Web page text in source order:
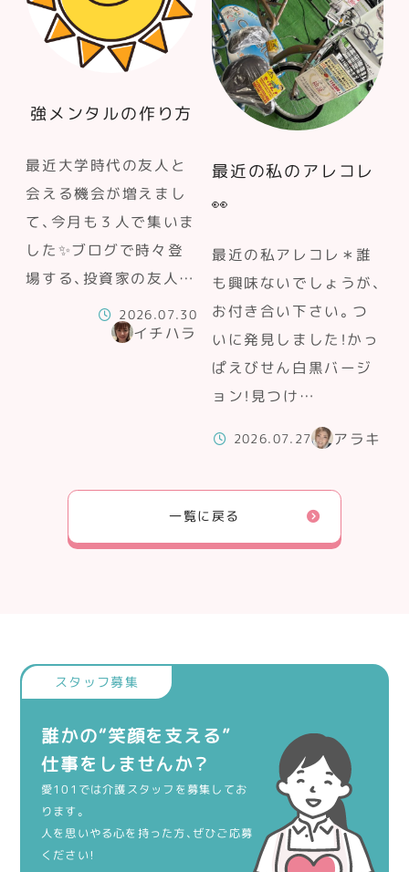
強メンタルの作り方
最近大学時代の友人と
会える機会が増えまし
て、今月も３人で集いま
した✨ブログで時々登
場する、投資家の友人…
2026.07.30
イチハラ
最近の私のアレコレ
👀
最近の私アレコレ＊誰
も興味ないでしょうが、
お付き合い下さい。つ
いに発見しました！かっ
ぱえびせん白黒バージ
ョン！見つけ…
2026.07.27 アラキ
一覧に戻る
誰かの“笑顔を支える”
仕事をしませんか？
愛101では介護スタッフを募集してお
ります。
人を思いやる心を持った方、ぜひご応募
ください！